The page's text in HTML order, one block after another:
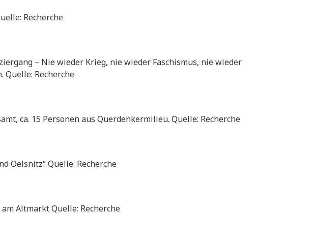
Recherche
– Nie wieder Krieg, nie wieder Faschismus, nie wieder
Quelle: Recherche
ca. 15 Personen aus Querdenkermilieu. Quelle: Recherche
Oelsnitz“ Quelle: Recherche
Altmarkt Quelle: Recherche